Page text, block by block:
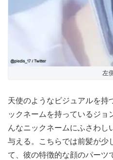
左側
天使のようなビジュアルを持
ックネームを持っているジョ
んなニックネームにふさわし
与える。こちらでは前髪が少
て、彼の特徴的な顔のパーツ